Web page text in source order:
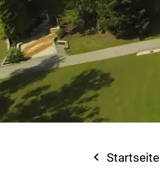
navigate_before Startseite